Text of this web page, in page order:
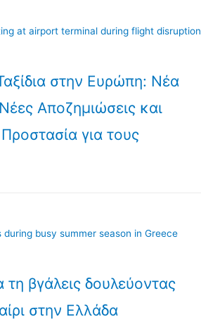
στην Ευρώπη: Νέα
Αποζημιώσεις και
για τους
τη βγάλεις δουλεύοντας
στην Ελλάδα